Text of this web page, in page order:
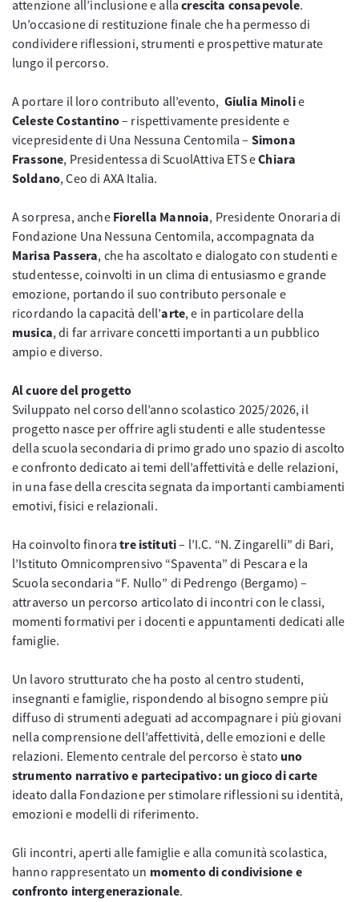
attenzione all’inclusione e allacrescita consapevole.
Un’occasione di restituzione finale che ha permesso di
condividere riflessioni, strumenti e prospettive maturate
lungo il percorso.
A portare il loro contributo all’evento, Giulia Minolie
Celeste Costantino– rispettivamente presidente e
vicepresidente di Una Nessuna Centomila – Simona
Frassone, Presidentessa di ScuolAttiva ETS eChiara
Soldano, Ceo di AXA Italia.
A sorpresa, anche Fiorella Mannoia, Presidente Onoraria di
Fondazione Una Nessuna Centomila, accompagnata da
Marisa Passera, che ha ascoltato e dialogato con studenti e
studentesse, coinvolti in un clima di entusiasmo e grande
emozione, portando il suo contributo personale e
ricordando la capacità dell’arte, e in particolare della
musica, di far arrivare concetti importanti a un pubblico
ampio e diverso.
Al cuore del progetto
Sviluppato nel corso dell’anno scolastico 2025/2026, il
progetto nasce per offrire agli studenti e alle studentesse
della scuola secondaria di primo grado uno spazio di ascolto
e confronto dedicato ai temi dell’affettività e delle relazioni,
in una fase della crescita segnata da importanti cambiamenti
emotivi, fisici e relazionali.
Ha coinvolto finoratre istituti– l’I.C. “N. Zingarelli” di Bari,
l’Istituto Omnicomprensivo “Spaventa” di Pescara e la
Scuola secondaria “F. Nullo” di Pedrengo (Bergamo) –
attraverso un percorso articolato di incontri con le classi,
momenti formativi per i docenti e appuntamenti dedicati alle
famiglie.
Un lavoro strutturato che ha posto al centro studenti,
insegnanti e famiglie, rispondendo al bisogno sempre più
diffuso di strumenti adeguati ad accompagnare i più giovani
nella comprensione dell’affettività, delle emozioni e delle
relazioni. Elemento centrale del percorso è stato uno
strumento narrativo e partecipativo: un gioco di carte
ideato dalla Fondazione per stimolare riflessioni su identità,
emozioni e modelli di riferimento.
Gli incontri, aperti alle famiglie e alla comunità scolastica,
hanno rappresentato un momento di condivisione e
confronto intergenerazionale.